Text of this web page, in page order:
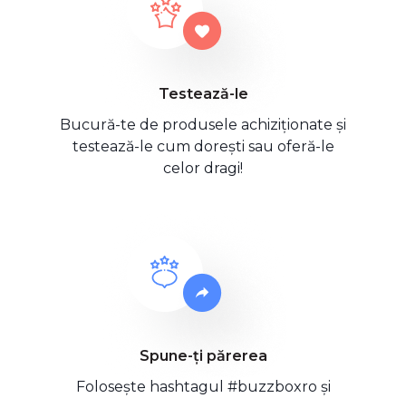
Testează-le
Bucură-te de produsele achiziționate și
testează-le cum dorești sau oferă-le
celor dragi!
Spune-ți părerea
Folosește hashtagul #buzzboxro și